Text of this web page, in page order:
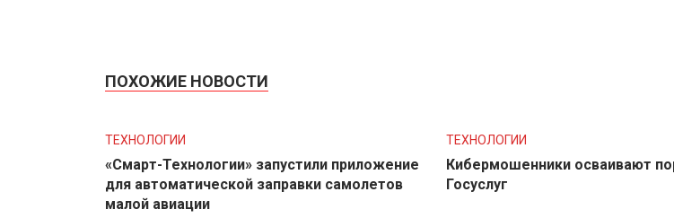
ПОХОЖИЕ НОВОСТИ
ТЕХНОЛОГИИ
«Смарт-Технологии» запустили приложение
для автоматической заправки самолетов
малой авиации
ТЕХНОЛОГИИ
Кибермошенники осваивают
Госуслуг